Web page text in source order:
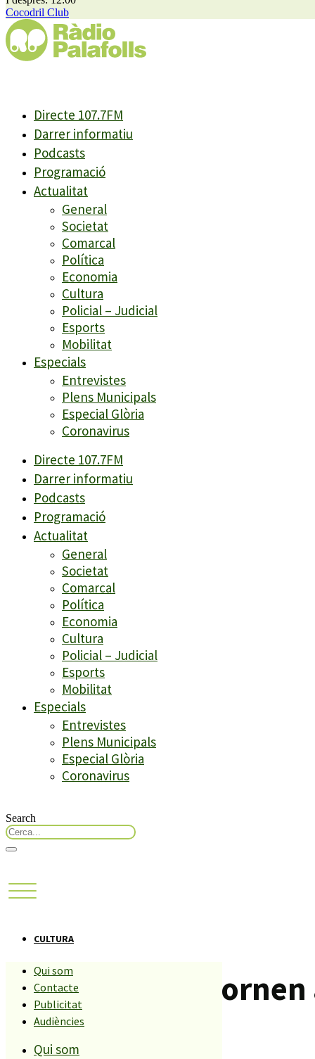
Cocodril Club
Directe 107.7FM
Darrer informatiu
Podcasts
Programació
Actualitat
General
Societat
Comarcal
Política
Economia
Cultura
Policial – Judicial
Esports
Mobilitat
Especials
Entrevistes
Plens Municipals
Especial Glòria
Coronavirus
Directe 107.7FM
Darrer informatiu
Podcasts
Programació
Actualitat
General
Societat
Comarcal
Política
Economia
Cultura
Policial – Judicial
Esports
Mobilitat
Especials
Entrevistes
Plens Municipals
Especial Glòria
Coronavirus
Search
Qui som
Contacte
Publicitat
Audiències
Qui som
CULTURA
Els Maduixots